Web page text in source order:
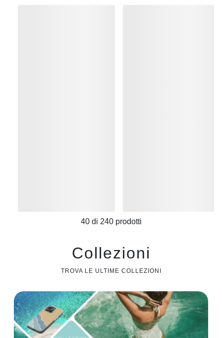
40di 240prodotti
Collezioni
TROVA LE ULTIME COLLEZIONI